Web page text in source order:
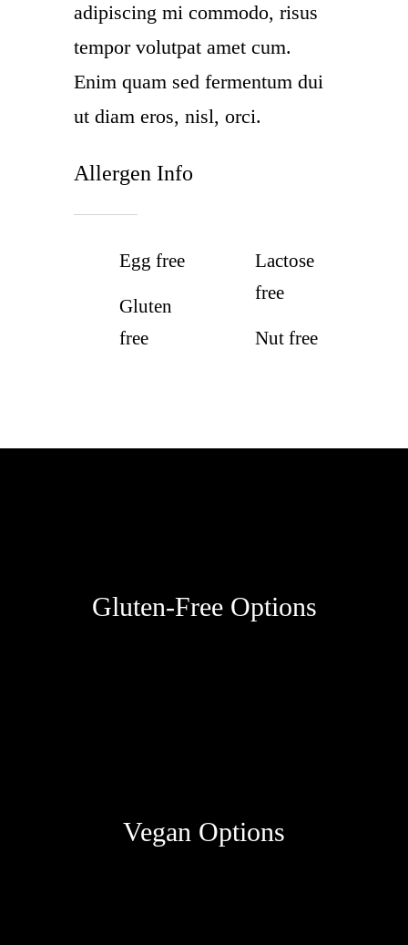
adipiscing mi commodo, risus
tempor volutpat amet cum.
Enim quam sed fermentum dui
ut diam eros, nisl, orci.
Allergen Info
Egg free
Gluten
free
Lactose
free
Nut free
Gluten-Free Options
Vegan Options